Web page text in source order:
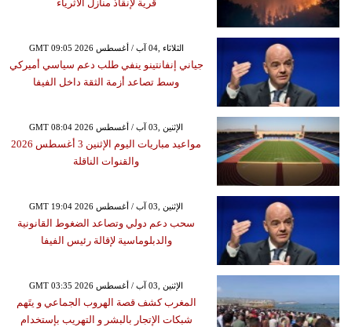
قرية لإنقاذ منازل الأثرياء
GMT 09:05 2026 الثلاثاء ,04 آب / أغسطس
جياني إنفانتينو ينفي طلب دعم سياسي أميركي
وسط تصاعد أزمة الثقة داخل الفيفا
GMT 08:04 2026 الإثنين ,03 آب / أغسطس
مواعيد مباريات اليوم الإثنين 3 أغسطس 2026
والقنوات الناقلة
GMT 19:04 2026 الإثنين ,03 آب / أغسطس
سحب دعم دولي وتصاعد الضغوط القانونية
والدبلوماسية لإقالة رئيس الفيفا
GMT 03:35 2026 الإثنين ,03 آب / أغسطس
المغرب كشف قصة الهروب الجماعي و يتَهم
شبكات الإتجار بالبشر و التهريب بإستخدام